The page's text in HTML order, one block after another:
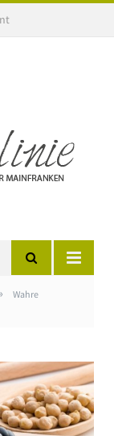
Wahre